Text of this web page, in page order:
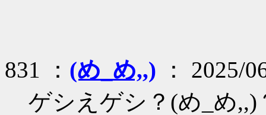
831 ： (め_め,,) ： 2025/
ゲシえゲシ？(め_め,,)